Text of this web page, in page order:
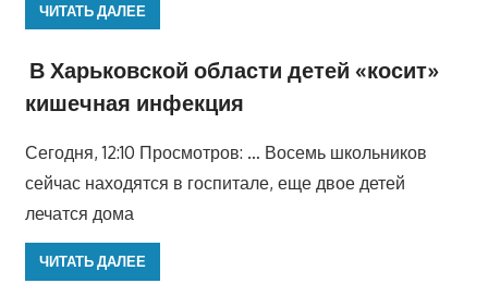
ЧИТАТЬ ДАЛЕЕ
В Харьковской области детей «косит»
кишечная инфекция
Сегодня, 12:10 Просмотров: … Восемь школьников
сейчас находятся в госпитале, еще двое детей
лечатся дома
ЧИТАТЬ ДАЛЕЕ